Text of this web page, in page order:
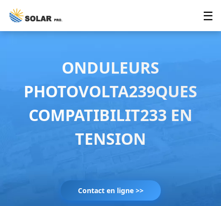
☰
ONDULEURS
PHOTOVOLTA239QUES
COMPATIBILIT233 EN
TENSION
Contact en ligne >>